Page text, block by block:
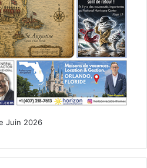
Juin 2026